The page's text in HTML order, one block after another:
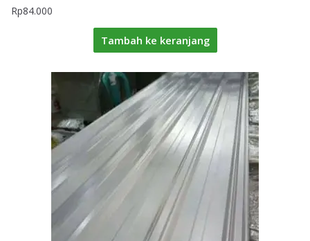
Rp84.000
Tambah ke keranjang